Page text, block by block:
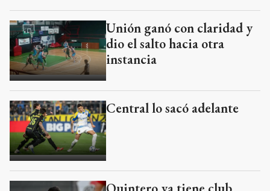
Unión ganó con claridad y
dio el salto hacia otra
instancia
Central lo sacó adelante